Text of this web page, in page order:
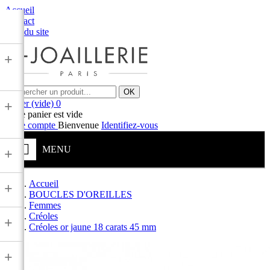
Accueil
Contact
Plan du site
OK
Panier (vide) 0
Votre panier est vide
Votre compte Bienvenue Identifiez-vous
MENU
+
+
+
+
+
+
Accueil
BOUCLES D'OREILLES
Femmes
Créoles
Créoles or jaune 18 carats 45 mm